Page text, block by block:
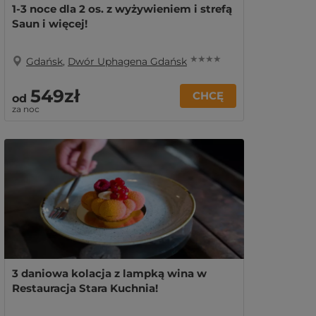
1-3 noce dla 2 os. z wyżywieniem i strefą
Saun i więcej!
Gdańsk, Dwór Uphagena Gdańsk ★ ★ ★ ★
od 549zł
za noc
CHCĘ
3 daniowa kolacja z lampką wina w
Restauracja Stara Kuchnia!